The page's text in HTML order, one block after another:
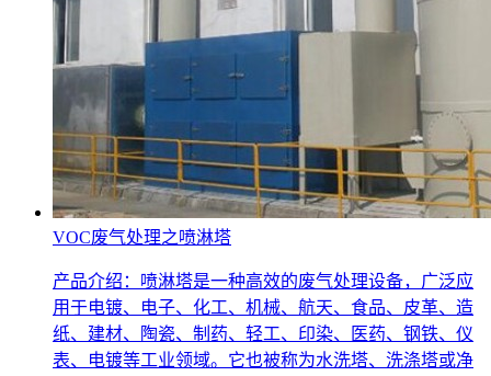
VOC废气处理之喷淋塔
产品介绍：喷淋塔是一种高效的废气处理设备，广泛应
用于电镀、电子、化工、机械、航天、食品、皮革、造
纸、建材、陶瓷、制药、轻工、印染、医药、钢铁、仪
表、电镀等工业领域。它也被称为水洗塔、洗涤塔或净